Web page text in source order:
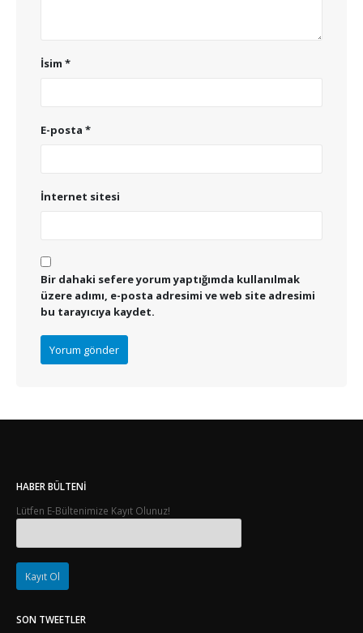
İsim *
E-posta *
İnternet sitesi
Bir dahaki sefere yorum yaptığımda kullanılmak
üzere adımı, e-posta adresimi ve web site adresimi
bu tarayıcıya kaydet.
HABER BÜLTENI
Lütfen E-Bültenimize Kayıt Olunuz!
SON TWEETLER